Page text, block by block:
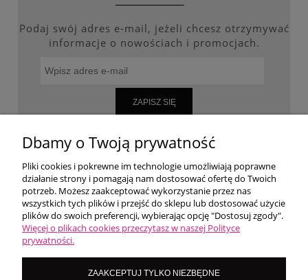
Podaj swój adres e-mail, jeżeli chcesz otrzymywać
informacje o nowościach i promocjach.
ZAPISZ SIĘ
WARUNKI ZAKUPÓW
MOJE KONTO
O NAS
Dbamy o Twoją prywatność
Pliki cookies i pokrewne im technologie umożliwiają poprawne
działanie strony i pomagają nam dostosować ofertę do Twoich
potrzeb. Możesz zaakceptować wykorzystanie przez nas
wszystkich tych plików i przejść do sklepu lub dostosować użycie
plików do swoich preferencji, wybierając opcję "Dostosuj zgody".
Więcej o plikach cookies przeczytasz w naszej Polityce
prywatności.
ZAAKCEPTUJ TYLKO NIEZBĘDNE